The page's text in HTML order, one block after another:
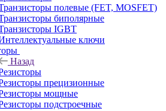
полевые (FET, MOSFET)
биполярные
IGBT
ключи
Назад
прецизионные
мощные
подстроечные